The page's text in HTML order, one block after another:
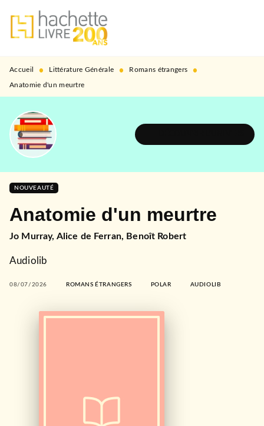
MENU RECHERCHE
PIED DE PAGE
Accueil • Littérature Générale • Romans étrangers •
Anatomie d'un meurtre
NOUVEAUTÉ
Anatomie d'un meurtre
Jo Murray, Alice de Ferran, Benoît Robert
Audiolib
08/07/2026 ROMANS ÉTRANGERS POLAR AUDIOLIB